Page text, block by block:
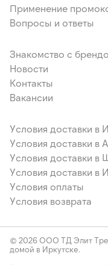
Применение
Вопросы и ответы
Знакомство с
Новости
Контакты
Вакансии
Условия доставки в
Условия доставки в
Условия доставки в
Условия доставки в
Условия оплаты
Условия возврата
© 2026 ООО ТД Элит
домой в Иркутске.